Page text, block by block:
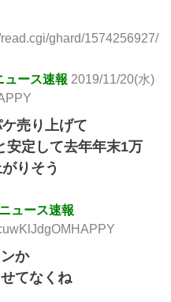
ghard/1574256927/
ュース速報 2019/11/20(水)
売り上げて
安定して去年年末1万
りそう
ュース速報
か
てなくね